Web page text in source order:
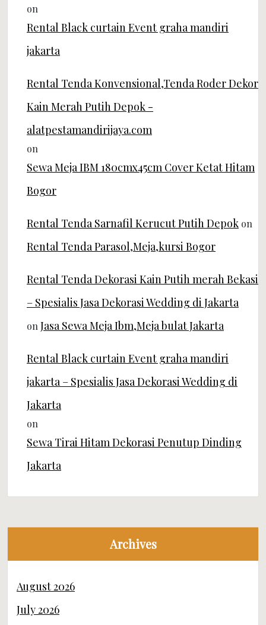
on
Rental Black curtain Event graha mandiri
jakarta
Rental Tenda Konvensional,Tenda Roder Dekor
Kain Merah Putih Depok -
alatpestamandirijaya.com
on
Sewa Meja IBM 180cmx45cm Cover Ketat Hitam
Bogor
Rental Tenda Sarnafil Kerucut Putih Depok on
Rental Tenda Parasol,Meja,kursi Bogor
Rental Tenda Dekorasi Kain Putih merah Bekasi
– Spesialis Jasa Dekorasi Wedding di Jakarta
on Jasa Sewa Meja Ibm,Meja bulat Jakarta
Rental Black curtain Event graha mandiri
jakarta – Spesialis Jasa Dekorasi Wedding di
Jakarta
on
Sewa Tirai Hitam Dekorasi Penutup Dinding
Jakarta
Archives
August 2026
July 2026